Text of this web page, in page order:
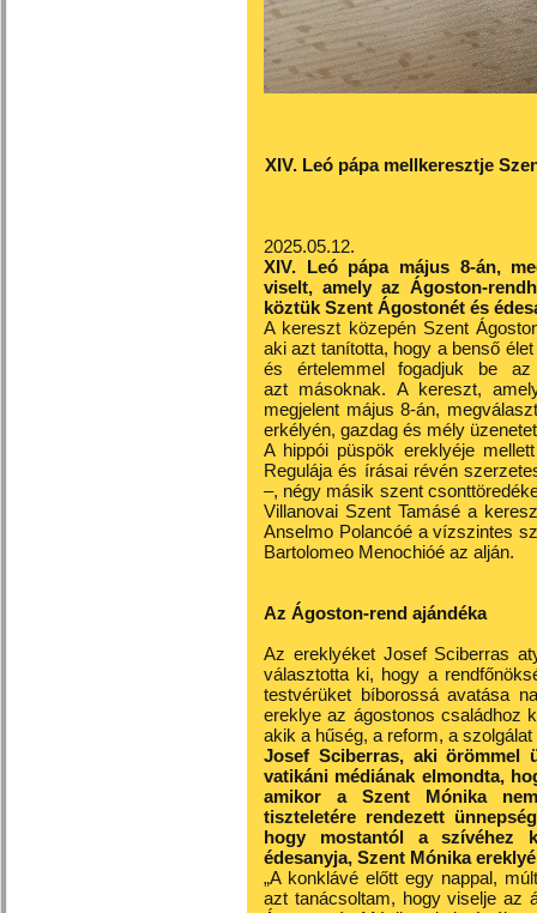
XIV. Leó pápa mellkeresztje
2025.05.12.
XIV. Leó pápa május 8-án,
viselt, amely az Ágoston-
köztük Szent Ágostonét és
A kereszt közepén Szent
aki azt tanította, hogy a benső
és értelemmel fogadjuk be
azt másoknak. A kereszt,
megjelent május 8-án,
erkélyén, gazdag és mély
A hippói püspök ereklyéje
Regulája és írásai révén
–, négy másik szent
Villanovai Szent Tamásé a
Anselmo Polancóé a vízszintes
Bartolomeo Menochióé az alján.
Az Ágoston-rend ajándéka
Az ereklyéket Josef Sciberras
választotta ki, hogy a
testvérüket bíborossá avatása
ereklye az ágostonos családhoz
akik a hűség, a reform, a
Josef Sciberras, aki örömmel
vatikáni médiának elmondta,
amikor a Szent Mónika
tiszteletére rendezett
hogy mostantól a szívéhez
édesanyja, Szent Mónika
„A konklávé előtt egy nappal,
azt tanácsoltam, hogy viselje az